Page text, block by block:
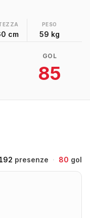
cm
PESO
59 kg
GOL
85
presenze · 80 gol